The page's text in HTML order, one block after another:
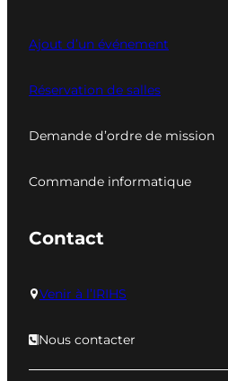
Ajout d’un événement
Réservation de salles
Demande d’ordre de mission
Commande informatique
Contact
Venir à l’IRIHS
Nous contacter